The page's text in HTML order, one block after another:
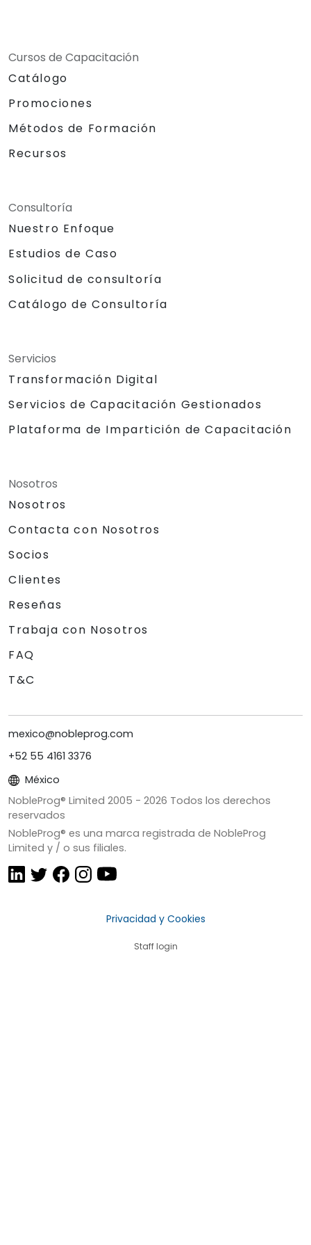
Cursos de Capacitación
Catálogo
Promociones
Métodos de Formación
Recursos
Consultoría
Nuestro Enfoque
Estudios de Caso
Solicitud de consultoría
Catálogo de Consultoría
Servicios
Transformación Digital
Servicios de Capacitación Gestionados
Plataforma de Impartición de Capacitación
Nosotros
Nosotros
Contacta con Nosotros
Socios
Clientes
Reseñas
Trabaja con Nosotros
FAQ
T&C
mexico@nobleprog.com
+52 55 4161 3376
México
NobleProg® Limited 2005 - 2026 Todos los derechos
reservados
NobleProg® es una marca registrada de NobleProg
Limited y / o sus filiales.
Privacidad y Cookies
Staff login